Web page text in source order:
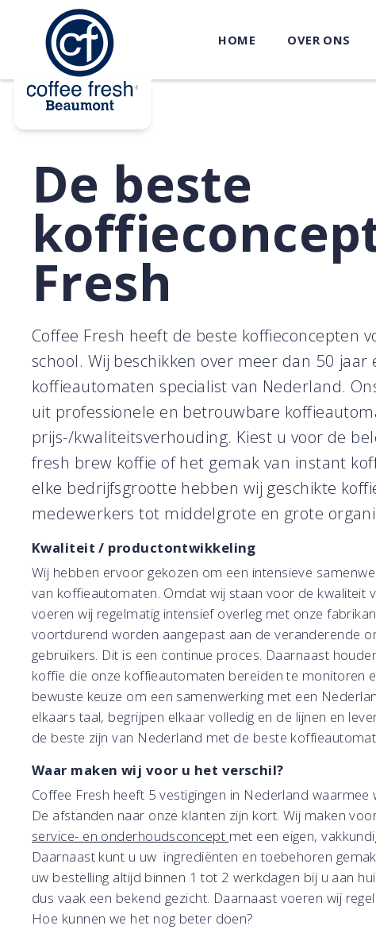
HOME OVER ONS
De beste
Fresh
Coffee Fresh heeft de beste koffieconcepten
school. Wij beschikken over meer dan 50
koffieautomaten specialist van Nederland.
uit professionele en betrouwbare
prijs-/kwaliteitsverhouding. Kiest u voor de
fresh brew koffie of het gemak van instant
elke bedrijfsgrootte hebben wij geschikte
medewerkers tot middelgrote en grote
Kwaliteit / productontwikkeling
Wij hebben ervoor gekozen om een intensieve
van koffieautomaten. Omdat wij staan voor de kwaliteit
voeren wij regelmatig intensief overleg met onze
voortdurend worden aangepast aan de veranderende
gebruikers. Dit is een continue proces. Daarnaast
koffie die onze koffieautomaten bereiden te monitoren
bewuste keuze om een samenwerking met een
elkaars taal, begrijpen elkaar volledig en de lijnen en
de beste zijn van Nederland met de beste
Waar maken wij voor u het verschil?
Coffee Fresh heeft 5 vestigingen in Nederland
De afstanden naar onze klanten zijn kort. Wij maken
service- en onderhoudsconcept met een eigen,
Daarnaast kunt u uw ingrediënten en toebehoren
uw bestelling altijd binnen 1 tot 2 werkdagen bij u aan
dus vaak een bekend gezicht. Daarnaast voeren wij
Hoe kunnen we het nog beter doen?